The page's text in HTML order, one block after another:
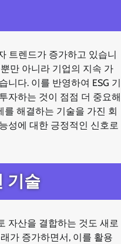
트렌드가 증가하고 있습니
만 아니라 기업의 지속 가
다. 이를 반영하여 ESG 기
자하는 것이 점점 더 중요해
해결하는 기술을 가진 회
성에 대한 긍정적인 신호로
기술
자산을 결합하는 것도 새로
가 증가하면서, 이를 활용